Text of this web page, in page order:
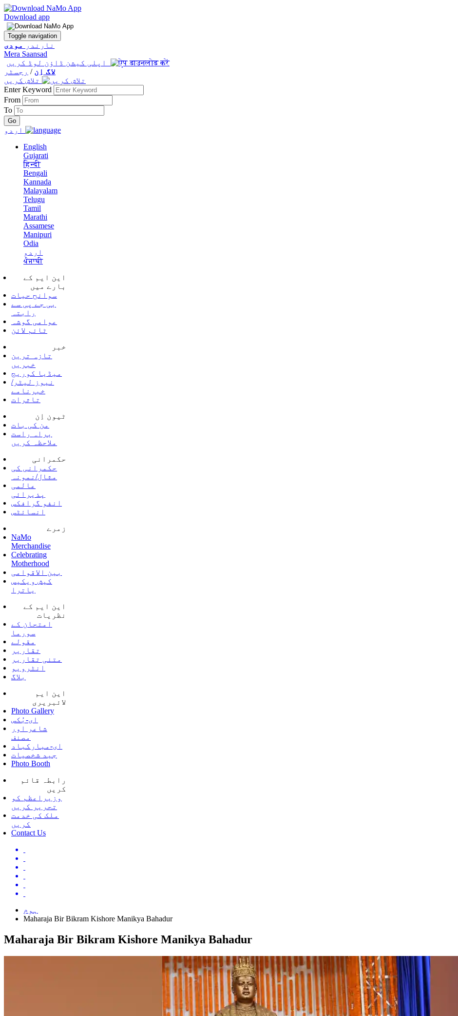
Download app
Toggle navigation
نارندر
مودی
Mera Saansad
اپلی کیشن ڈاؤن لوڈ کریں
لاگ اِن / رجسٹر
Enter Keyword
From
To
English
Gujarati
हिन्दी
Bengali
Kannada
Malayalam
Telugu
Tamil
Marathi
Assamese
Manipuri
Odia
اردو
ਪੰਜਾਬੀ
این ایم کے
بارے میں
سوانح حیات
بی جے پی سے
رابتہ
عوامی گوشہ
ٹائم لائن
خبر
تازہ ترین
خبریں
میڈیا کوریج
نیوز لیٹر/
خبرنامے
تاثرات
ٹیون اِن
من کی بات
براہ راست
ملاحظہ کریں
حکمرانی
حکمرانی کی
مثال/نمونہ
عالمی
پذیرائی
انفو گرافکس
انسائٹس
زمرے
NaMo
Merchandise
Celebrating
Motherhood
بین الاقوامی
کیش ویکیس
یاترا
این ایم کے
نظریات
امتحان کے
سورما
مقولے
تقاریر
متنی تقاریر
انٹرویو
بلاگ
این ایم
لائبریری
Photo Gallery
ای-بُکس
شاعر اور
مصنف
ای-مبارکباد
جید شخصیات
Photo Booth
رابطہ قائم
کریں
وزیراعظم کو
تحریر کریں
ملک کی خدمت
کریں
Contact Us
ہوم
Maharaja Bir Bikram Kishore Manikya Bahadur
Maharaja Bir Bikram Kishore Manikya Bahadur